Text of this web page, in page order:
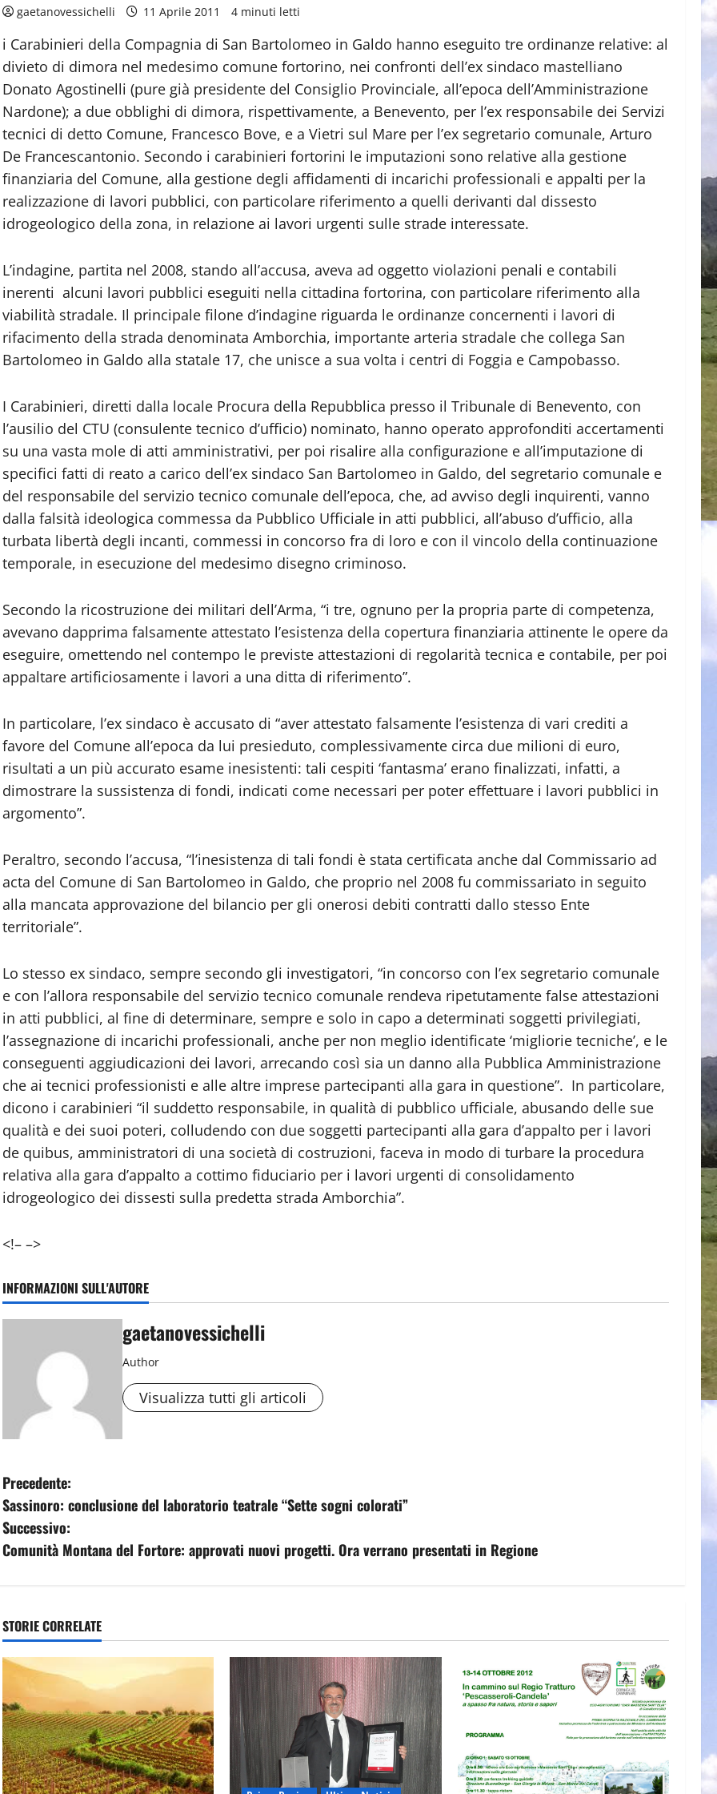
gaetanovessichelli 11 Aprile 2011 4 minuti letti
i Carabinieri della Compagnia di San Bartolomeo in Galdo hanno eseguito tre ordinanze relative: al
divieto di dimora nel medesimo comune fortorino, nei confronti dell’ex sindaco mastelliano
Donato Agostinelli (pure già presidente del Consiglio Provinciale, all’epoca dell’Amministrazione
Nardone); a due obblighi di dimora, rispettivamente, a Benevento, per l’ex responsabile dei Servizi
tecnici di detto Comune, Francesco Bove, e a Vietri sul Mare per l’ex segretario comunale, Arturo
De Francescantonio. Secondo i carabinieri fortorini le imputazioni sono relative alla gestione
finanziaria del Comune, alla gestione degli affidamenti di incarichi professionali e appalti per la
realizzazione di lavori pubblici, con particolare riferimento a quelli derivanti dal dissesto
idrogeologico della zona, in relazione ai lavori urgenti sulle strade interessate.
L’indagine, partita nel 2008, stando all’accusa, aveva ad oggetto violazioni penali e contabili
inerenti alcuni lavori pubblici eseguiti nella cittadina fortorina, con particolare riferimento alla
viabilità stradale. Il principale filone d’indagine riguarda le ordinanze concernenti i lavori di
rifacimento della strada denominata Amborchia, importante arteria stradale che collega San
Bartolomeo in Galdo alla statale 17, che unisce a sua volta i centri di Foggia e Campobasso.
I Carabinieri, diretti dalla locale Procura della Repubblica presso il Tribunale di Benevento, con
l’ausilio del CTU (consulente tecnico d’ufficio) nominato, hanno operato approfonditi accertamenti
su una vasta mole di atti amministrativi, per poi risalire alla configurazione e all’imputazione di
specifici fatti di reato a carico dell’ex sindaco San Bartolomeo in Galdo, del segretario comunale e
del responsabile del servizio tecnico comunale dell’epoca, che, ad avviso degli inquirenti, vanno
dalla falsità ideologica commessa da Pubblico Ufficiale in atti pubblici, all’abuso d’ufficio, alla
turbata libertà degli incanti, commessi in concorso fra di loro e con il vincolo della continuazione
temporale, in esecuzione del medesimo disegno criminoso.
Secondo la ricostruzione dei militari dell’Arma, “i tre, ognuno per la propria parte di competenza,
avevano dapprima falsamente attestato l’esistenza della copertura finanziaria attinente le opere da
eseguire, omettendo nel contempo le previste attestazioni di regolarità tecnica e contabile, per poi
appaltare artificiosamente i lavori a una ditta di riferimento”.
In particolare, l’ex sindaco è accusato di “aver attestato falsamente l’esistenza di vari crediti a
favore del Comune all’epoca da lui presieduto, complessivamente circa due milioni di euro,
risultati a un più accurato esame inesistenti: tali cespiti ‘fantasma’ erano finalizzati, infatti, a
dimostrare la sussistenza di fondi, indicati come necessari per poter effettuare i lavori pubblici in
argomento”.
Peraltro, secondo l’accusa, “l’inesistenza di tali fondi è stata certificata anche dal Commissario ad
acta del Comune di San Bartolomeo in Galdo, che proprio nel 2008 fu commissariato in seguito
alla mancata approvazione del bilancio per gli onerosi debiti contratti dallo stesso Ente
territoriale”.
Lo stesso ex sindaco, sempre secondo gli investigatori, “in concorso con l’ex segretario comunale
e con l’allora responsabile del servizio tecnico comunale rendeva ripetutamente false attestazioni
in atti pubblici, al fine di determinare, sempre e solo in capo a determinati soggetti privilegiati,
l’assegnazione di incarichi professionali, anche per non meglio identificate ‘migliorie tecniche’, e le
conseguenti aggiudicazioni dei lavori, arrecando così sia un danno alla Pubblica Amministrazione
che ai tecnici professionisti e alle altre imprese partecipanti alla gara in questione”. In particolare,
dicono i carabinieri “il suddetto responsabile, in qualità di pubblico ufficiale, abusando delle sue
qualità e dei suoi poteri, colludendo con due soggetti partecipanti alla gara d’appalto per i lavori
de quibus, amministratori di una società di costruzioni, faceva in modo di turbare la procedura
relativa alla gara d’appalto a cottimo fiduciario per i lavori urgenti di consolidamento
idrogeologico dei dissesti sulla predetta strada Amborchia”.
<!– –>
INFORMAZIONI SULL'AUTORE
gaetanovessichelli
Author
Visualizza tutti gli articoli
N
a
v
g
a
i
o
Precedente:
Sassinoro: conclusione del laboratorio teatrale “Sette sogni colorati”
Successivo:
Comunità Montana del Fortore: approvati nuovi progetti. Ora verrano presentati in Regione
STORIE CORRELATE